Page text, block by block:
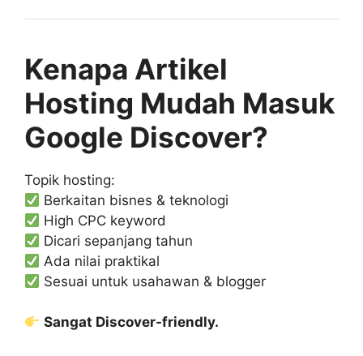
Kenapa Artikel
Hosting Mudah Masuk
Google Discover?
Topik hosting:
Berkaitan bisnes & teknologi
High CPC keyword
Dicari sepanjang tahun
Ada nilai praktikal
Sesuai untuk usahawan & blogger
Sangat Discover-friendly.